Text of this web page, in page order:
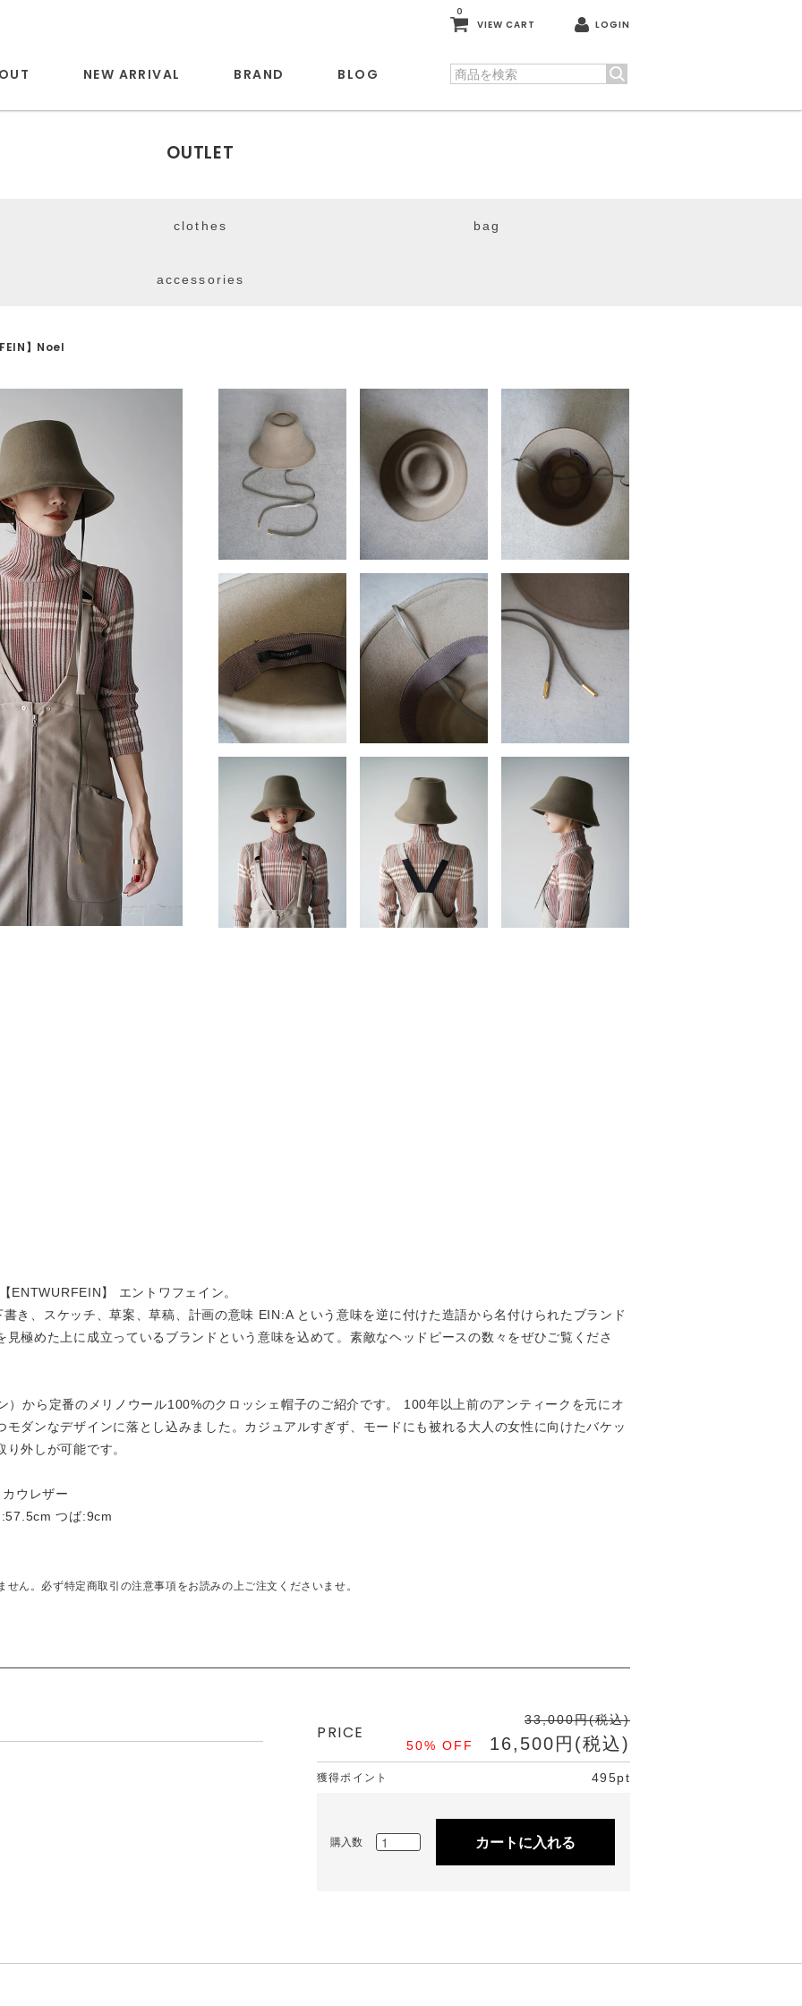
0
VIEW CART LOGIN
NEW ARRIVAL BRAND BLOG
OUTLET
clothes bag
accessories
】Noel
ENTWURFEIN】 エントワフェイン。
き、スケッチ、草案、草稿、計画の意味 EIN:A という意味を逆に付けた造語から名付けられたブランド
極めた上に成立っているブランドという意味を込めて。素敵なヘッドピースの数々をぜひご覧くださ
）から定番のメリノウール100%のクロッシェ帽子のご紹介です。 100年以上前のアンティークを元にオ
ダンなデザインに落とし込みました。カジュアルすぎず、モードにも被れる大人の女性に向けたバケッ
外しが可能です。
ウレザー
つば:9cm
ん。必ず特定商取引の注意事項をお読みの上ご注文くださいませ。
PRICE
33,000円(税込)
50% OFF
16,500円(税込)
獲得ポイント 495pt
購入数 カートに入れる